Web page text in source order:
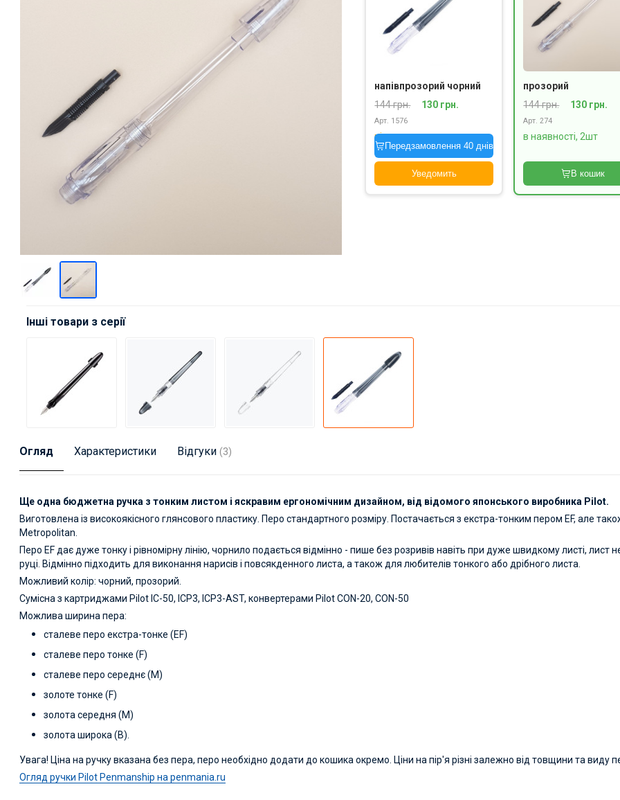
напівпрозорий чорний
144 грн.
130 грн.
Арт. 1576
під замовлення
Передзамовлення 40 днів
Уведомить
прозорий
144 грн.
130 грн.
Арт. 274
в наявності, 2шт
В кошик
Інші товари з серії
Огляд Характеристики Відгуки (3)
Ще одна бюджетна ручка з тонким листом і яскравим ергономічним дизайном, від відомого японського виробника Pilot.
Виготовлена із високоякісного глянсового пластику. Перо стандартного розміру. Постачається з екстра-тонким пером EF, але
Metropolitan.
Перо EF дає дуже тонку і рівномірну лінію, чорнило подається відмінно - пише без розривів навіть при дуже швидкому листі,
руці. Відмінно підходить для виконання нарисів і повсякденного листа, а також для любителів тонкого або дрібного листа.
Можливий колір: чорний, прозорий.
Сумісна з картриджами Pilot IC-50, ICP3, ICP3-AST, конвертерами Pilot CON-20, CON-50
Можлива ширина пера:
сталеве перо екстра-тонке (EF)
сталеве перо тонке (F)
сталеве перо середнє (M)
золоте тонке (F)
золота середня (M)
золота широка (B).
Увага! Ціна на ручку вказана без пера, перо необхідно додати до кошика окремо. Ціни на пір'я різні залежно від товщини та виду
Огляд ручки Pilot Penmanship на penmania.ru